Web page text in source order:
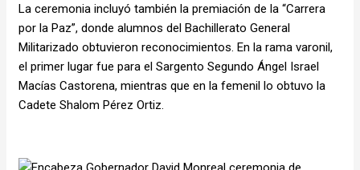
La ceremonia incluyó también la premiación de la “Carrera
por la Paz”, donde alumnos del Bachillerato General
Militarizado obtuvieron reconocimientos. En la rama varonil,
el primer lugar fue para el Sargento Segundo Ángel Israel
Macías Castorena, mientras que en la femenil lo obtuvo la
Cadete Shalom Pérez Ortiz.